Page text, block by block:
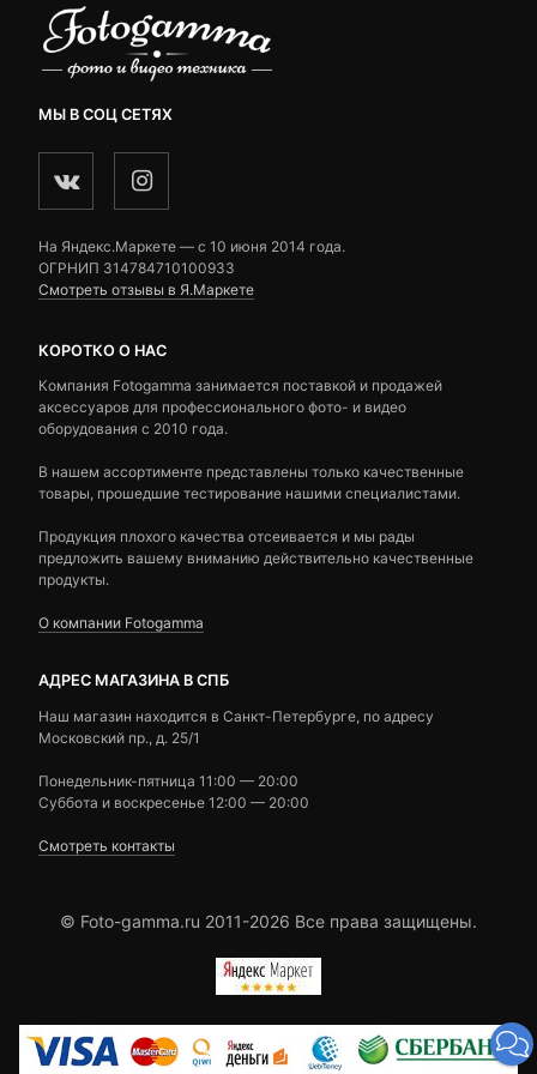
МЫ В СОЦ СЕТЯХ
На Яндекс.Маркете — c 10 июня 2014 года.
ОГРНИП 314784710100933
Смотреть отзывы в Я.Маркете
КОРОТКО О НАС
Компания Fotogamma занимается поставкой и продажей
аксессуаров для профессионального фото- и видео
оборудования с 2010 года.
В нашем ассортименте представлены только качественные
товары, прошедшие тестирование нашими специалистами.
Продукция плохого качества отсеивается и мы рады
предложить вашему вниманию действительно качественные
продукты.
О компании Fotogamma
АДРЕС МАГАЗИНА В СПБ
Наш магазин находится в Санкт-Петербурге, по адресу
Московский пр., д. 25/1
Понедельник-пятница 11:00 — 20:00
Суббота и воскресенье 12:00 — 20:00
Смотреть контакты
© Foto-gamma.ru 2011-2026 Все права защищены.